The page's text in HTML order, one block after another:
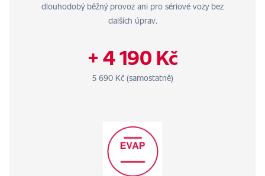
dlouhodobý běžný provoz ani pro sériové vozy bez
dalších úprav.
+ 4 190 Kč
5 690 Kč (samostatně)